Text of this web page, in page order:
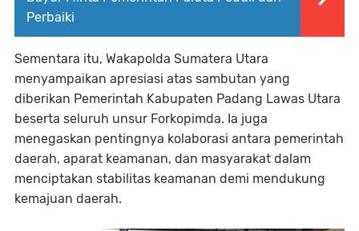
Perbaiki
Sementara itu, Wakapolda Sumatera Utara
menyampaikan apresiasi atas sambutan yang
diberikan Pemerintah Kabupaten Padang Lawas Utara
beserta seluruh unsur Forkopimda. Ia juga
menegaskan pentingnya kolaborasi antara pemerintah
daerah, aparat keamanan, dan masyarakat dalam
menciptakan stabilitas keamanan demi mendukung
kemajuan daerah.⁣